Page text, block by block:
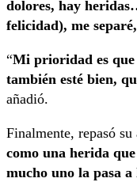
dolores, hay
felicidad), me
“Mi prioridad es
también esté bien,
añadió.
Finalmente, repasó
como una herida
mucho uno la pasa